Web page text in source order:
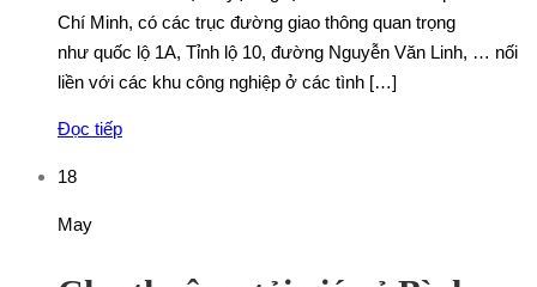
Chí Minh, có các trục đường giao thông quan trọng
như quốc lộ 1A, Tỉnh lộ 10, đường Nguyễn Văn Linh, … nối
liền với các khu công nghiệp ở các tình […]
Đọc tiếp
18
May